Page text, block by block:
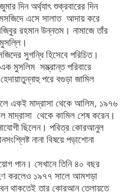
দিন অর্থ্যাৎ শুক্রবারের দিন
এসে সালাত আদায় করে
রহমান উন্নতম। নামাজে তাঁর
সুগন্ধি হিসেবে পরিচিত।
মুসলিম সম্ভ্রান্ত পরিবারে
পরে বগুড়া জামিল
একই মাদ্রাসা থেকে আলিম, ১৯৭৬
মাদ্রাসা থেকে কামিল শেষ করেন।
ছিলেন। পবিত্র কোরআনুল
নানা বিষয়ে পড়াশোনা
পান। সেখানে তিনি ৪০ বছর
করলেও ১৯৭৭ সালে আমশড়া
থাকতেই তার কোরআন তেলায়তে